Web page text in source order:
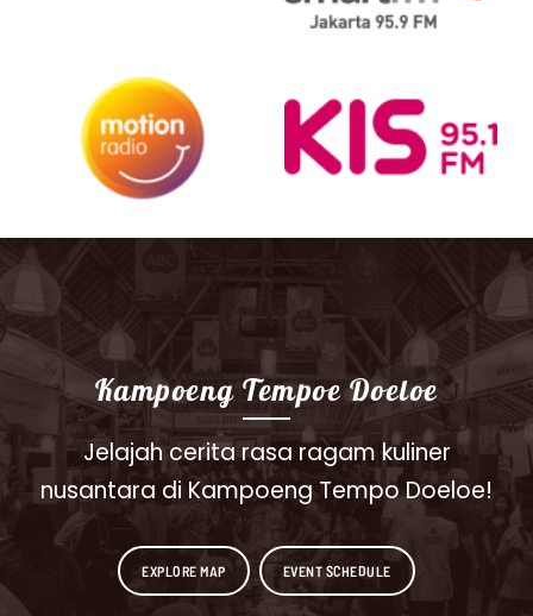
Kampoeng Tempoe Doeloe
Jelajah cerita rasa ragam kuliner
nusantara di Kampoeng Tempo Doeloe!
EXPLORE MAP EVENT SCHEDULE